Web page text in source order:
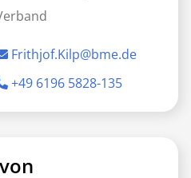
Frithjof.Kilp@bme.de
+49 6196 5828-135